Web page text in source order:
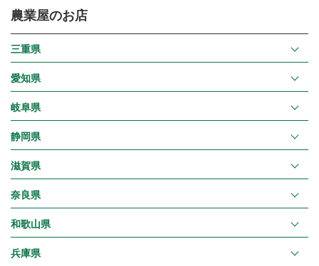
農業屋のお店
三重県
愛知県
岐阜県
静岡県
滋賀県
奈良県
和歌山県
兵庫県